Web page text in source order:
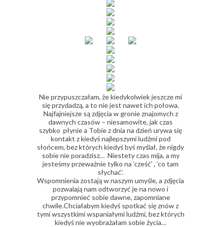
Nie przypuszczałam, że kiedykolwiek jeszcze mi
się przydadzą, a to nie jest nawet ich połowa.
Najfajniejsze są zdjęcia w gronie znajomych z
dawnych czasów – niesamowite, jak czas
szybko płynie a Tobie z dnia na dzień urywa się
kontakt z kiedyś najlepszymi ludźmi pod
słońcem, bez których kiedyś byś myślał, że nigdy
sobie nie poradzisz… Niestety czas mija, a my
jesteśmy przeważnie tylko na ‘cześć’ , ‘co tam
słychać’.
Wspomnienia zostają w naszym umyśle, a zdjęcia
pozwalają nam odtworzyć je na nowo i
przypomnieć sobie dawne, zapomniane
chwile.Chciałabym kiedyś spotkać się znów z
tymi wszystkimi wspaniałymi ludźmi, bez których
kiedyś nie wyobrażałam sobie życia…